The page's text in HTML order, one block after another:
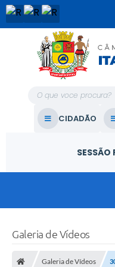
O
CIDADÃO
SESSÃO
Galeria de Vídeos
Galeria de Vídeos